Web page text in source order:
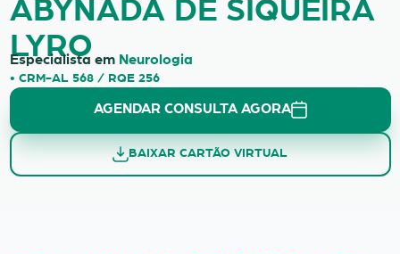
ABYNADA DE SIQUEIRA
LYRO
Especialista em Neurologia
• CRM-AL 568 / RQE 256
AGENDAR CONSULTA AGORA
BAIXAR CARTÃO VIRTUAL